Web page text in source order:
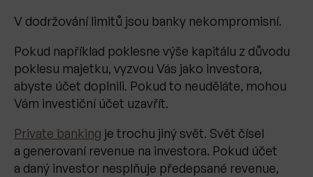
V dodržování limitů jsou banky nekompromisní.
Pokud například poklesne výše kapitálu z důvodu
poklesu majetku, vyzvou Vás jako investora,
abyste účet doplnili. Pokud to neuděláte, mohou
Vám investiční účet uzavřít.
Private banking je trochu jiný svět. Svět čísel
a generovaní revenue na investora. Pokud účet
a daný investor nesplňuje předepsané revenue,